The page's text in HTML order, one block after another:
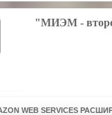
"МИЭМ -
WEB SERVICES